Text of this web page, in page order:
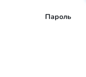
Пароль